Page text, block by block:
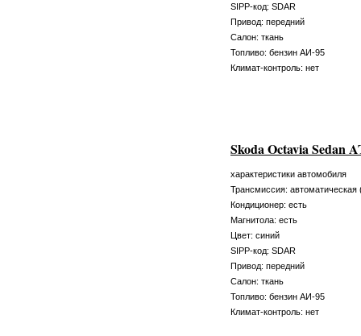
SIPP-код: SDAR
Привод: передний
Салон: ткань
Топливо: бензин АИ-95
Климат-контроль: нет
Skoda Octavia Sedan
характеристики автомобиля
Трансмиссия: автоматическая
Кондиционер: есть
Магнитола: есть
Цвет: синий
SIPP-код: SDAR
Привод: передний
Салон: ткань
Топливо: бензин АИ-95
Климат-контроль: нет